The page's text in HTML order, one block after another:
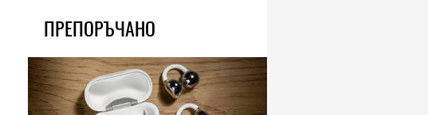
ПРЕПОРЪЧАНО